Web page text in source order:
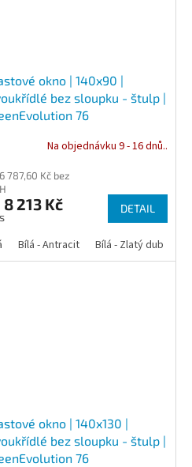
Ořech Mahagon
Antracit Zlatý dub Tmavý dub
- Tmavý dub Bílá - Ořech Bílá -
okno | 140x90 |
bez sloupku - štulp |
76
Na objednávku 9 - 16 dnů..
787,60 Kč bez
8 213 Kč DETAIL
Bílá - Antracit Bílá - Zlatý dub
okno | 140x130 |
bez sloupku - štulp |
76